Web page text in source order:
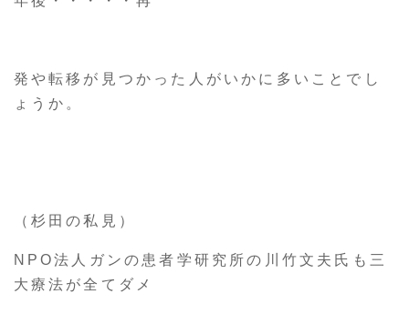
発や転移が見つかった人がいかに多いことでし
ょうか。
（杉田の私見）
NPO法人ガンの患者学研究所の川竹文夫氏も三
大療法が全てダメ